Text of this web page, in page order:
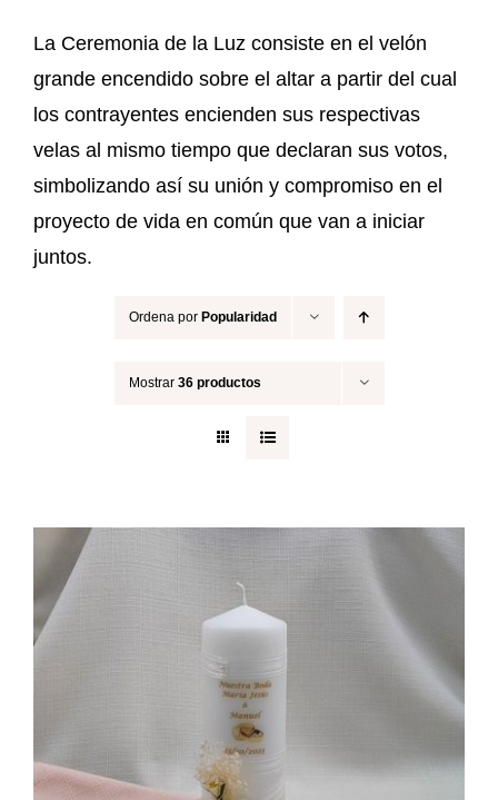
La Ceremonia de la Luz consiste en el velón
grande encendido sobre el altar a partir del cual
los contrayentes encienden sus respectivas
velas al mismo tiempo que declaran sus votos,
simbolizando así su unión y compromiso en el
proyecto de vida en común que van a iniciar
juntos.
Ordena por Popularidad
Mostrar 36 productos